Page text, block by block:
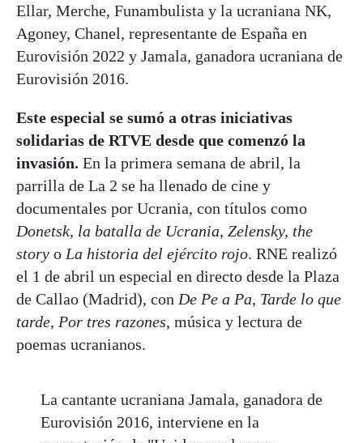
Ellar, Merche, Funambulista y la ucraniana NK,
Agoney, Chanel, representante de España en
Eurovisión 2022 y Jamala, ganadora ucraniana de
Eurovisión 2016.
Este especial se sumó a otras iniciativas
solidarias de RTVE desde que comenzó la
invasión. En la primera semana de abril, la
parrilla de La 2 se ha llenado de cine y
documentales por Ucrania, con títulos como
Donetsk, la batalla de Ucrania, Zelensky, the
story o La historia del ejército rojo. RNE realizó
el 1 de abril un especial en directo desde la Plaza
de Callao (Madrid), con De Pe a Pa, Tarde lo que
tarde, Por tres razones, música y lectura de
poemas ucranianos.
La cantante ucraniana Jamala, ganadora de
Eurovisión 2016, interviene en la